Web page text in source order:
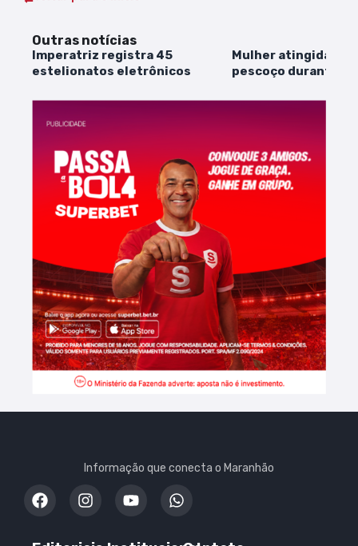
Outras notícias
Imperatriz registra 45
estelionatos eletrônicos
Mulher atingida por
pescoço durante
internada
Informação que conecta o Maranhão